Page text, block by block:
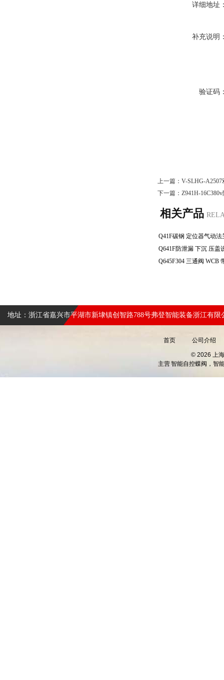
详细地址
补充说明
验证码
上一篇： V-SLHG-
下一篇： Z941H-
相关产品
地址：浙江省嘉兴市平湖市新埭镇创智路788号弗登智能装备浙江有限
首页 公司介绍
© 2026 上
主营智能自控蝶阀，智